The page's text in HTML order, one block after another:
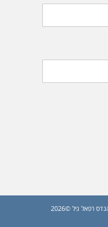
כל הזכויות שמורות לאיגוד המהנדסים והמהנדס רפאל גיל ©2026